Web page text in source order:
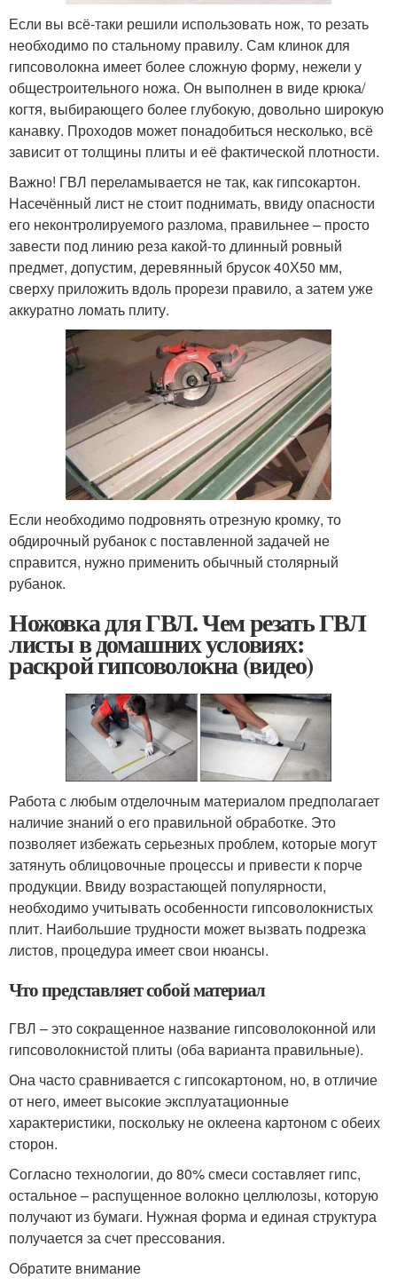
Если вы всё-таки решили использовать нож, то резать
необходимо по стальному правилу. Сам клинок для
гипсоволокна имеет более сложную форму, нежели у
общестроительного ножа. Он выполнен в виде крюка/
когтя, выбирающего более глубокую, довольно широкую
канавку. Проходов может понадобиться несколько, всё
зависит от толщины плиты и её фактической плотности.
Важно! ГВЛ переламывается не так, как гипсокартон.
Насечённый лист не стоит поднимать, ввиду опасности
его неконтролируемого разлома, правильнее – просто
завести под линию реза какой-то длинный ровный
предмет, допустим, деревянный брусок 40Х50 мм,
сверху приложить вдоль прорези правило, а затем уже
аккуратно ломать плиту.
Если необходимо подровнять отрезную кромку, то
обдирочный рубанок с поставленной задачей не
справится, нужно применить обычный столярный
рубанок.
Ножовка для ГВЛ. Чем резать ГВЛ
листы в домашних условиях:
раскрой гипсоволокна (видео)
Работа с любым отделочным материалом предполагает
наличие знаний о его правильной обработке. Это
позволяет избежать серьезных проблем, которые могут
затянуть облицовочные процессы и привести к порче
продукции. Ввиду возрастающей популярности,
необходимо учитывать особенности гипсоволокнистых
плит. Наибольшие трудности может вызвать подрезка
листов, процедура имеет свои нюансы.
Что представляет собой материал
ГВЛ – это сокращенное название гипсоволоконной или
гипсоволокнистой плиты (оба варианта правильные).
Она часто сравнивается с гипсокартоном, но, в отличие
от него, имеет высокие эксплуатационные
характеристики, поскольку не оклеена картоном с обеих
сторон.
Согласно технологии, до 80% смеси составляет гипс,
остальное – распущенное волокно целлюлозы, которую
получают из бумаги. Нужная форма и единая структура
получается за счет прессования.
Обратите внимание